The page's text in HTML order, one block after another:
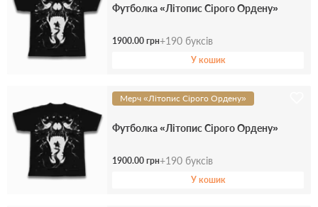
Футболка «Літопис Сірого Ордену»
1900.00 грн+190 буксів
У кошик
Мерч «Літопис Сірого Ордену»
Футболка «Літопис Сірого Ордену»
1900.00 грн+190 буксів
У кошик